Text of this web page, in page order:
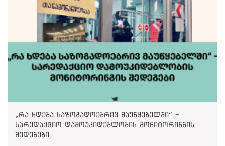
„რა ხდება საზოგადოებრივ მაუწყებელში“ -
სარედაქციო დამოუკიდებლობის მონიტორინგის
შედეგები